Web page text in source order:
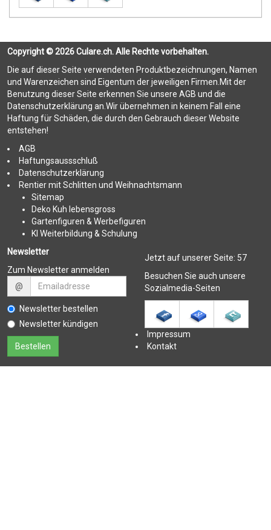
Copyright © 2026 Culare.ch. Alle Rechte vorbehalten.
Die auf dieser Seite verwendeten Produktbezeichnungen, Namen
und Warenzeichen sind Eigentum der jeweiligen Firmen.Mit der
Benutzung dieser Seite erkennen Sie unsere AGB und die
Datenschutzerklärung an.Wir übernehmen in keinem Fall eine
Haftung für Schäden, die durch den Gebrauch dieser Website
entstehen!
AGB
Haftungsaussschluß
Datenschutzerklärung
Rentier mit Schlitten und Weihnachtsmann
Sitemap
Deko Kuh lebensgross
Gartenfiguren & Werbefiguren
KI Weiterbildung & Schulung
Newsletter
Zum Newsletter anmelden
@
Newsletter bestellen
Newsletter kündigen
Jetzt auf unserer Seite: 57
Besuchen Sie auch unsere
Sozialmedia-Seiten
Impressum
Kontakt